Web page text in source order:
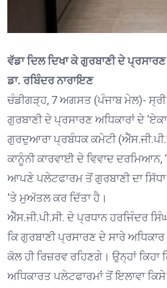
ਵੱਡਾ ਦਿਲ ਦਿਖਾ ਕੇ ਗੁਰਬਾਣੀ ਦੇ
ਡਾ. ਰਬਿੰਦਰ ਨਾਰਾਇਣ
ਚੰਡੀਗੜ੍ਹ, 7 ਅਗਸਤ (ਪੰਜਾਬ ਮੇਲ)- ਸ੍ਰੀ
ਗੁਰਬਾਣੀ ਦੇ ਪ੍ਰਸਾਰਣ ਅਧਿਕਾਰਾਂ ਦੇ
ਗੁਰਦੁਆਰਾ ਪ੍ਰਬੰਧਕ ਕਮੇਟੀ
ਕਾਨੂੰਨੀ ਕਾਰਵਾਈ ਦੇ ਵਿਵਾਦ ਦਰਮਿਆਨ,
ਆਪਣੇ ਪਲੇਟਫਾਰਮ ਤੋਂ ਗੁਰਬਾਣੀ ਦਾ
‘ਤੇ ਮੁਅੱਤਲ ਕਰ ਦਿੱਤਾ ਹੈ।
ਐੱਸ.ਜੀ.ਪੀ.ਸੀ. ਦੇ ਪ੍ਰਧਾਨ ਹਰਜਿੰਦਰ
ਕਿ ਗੁਰਬਾਣੀ ਪ੍ਰਸਾਰਣ ਦੇ ਸਾਰੇ
ਕੋਲ ਹੀ ਰਿਜ਼ਰਵ ਰਹਿਣਗੇ। ਉਨ੍ਹਾਂ ਕਿਹਾ
ਅਧਿਕਾਰਤ ਪਲੇਟਫਾਰਮਾਂ ਤੋਂ ਇਲਾਵਾ